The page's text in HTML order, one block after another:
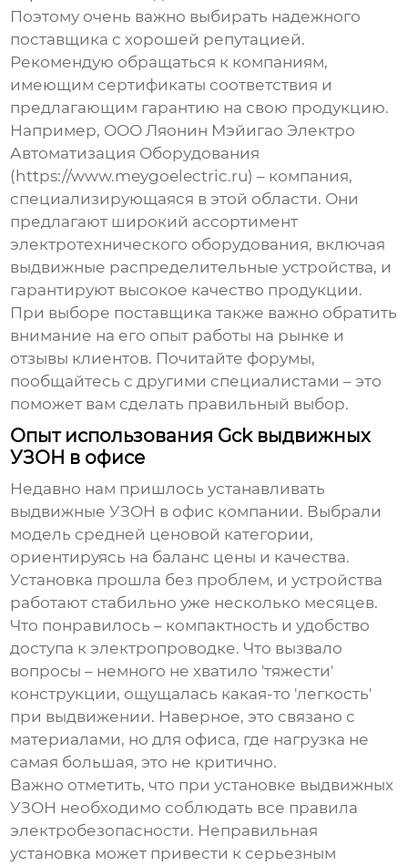
Поэтому очень важно выбирать надежного
поставщика с хорошей репутацией.
Рекомендую обращаться к компаниям,
имеющим сертификаты соответствия и
предлагающим гарантию на свою продукцию.
Например, ООО Ляонин Мэйигао Электро
Автоматизация Оборудования
(https://www.meygoelectric.ru) – компания,
специализирующаяся в этой области. Они
предлагают широкий ассортимент
электротехнического оборудования, включая
выдвижные распределительные устройства, и
гарантируют высокое качество продукции.
При выборе поставщика также важно обратить
внимание на его опыт работы на рынке и
отзывы клиентов. Почитайте форумы,
пообщайтесь с другими специалистами – это
поможет вам сделать правильный выбор.
Опыт использования Gck выдвижных
УЗОН в офисе
Недавно нам пришлось устанавливать
выдвижные УЗОН в офис компании. Выбрали
модель средней ценовой категории,
ориентируясь на баланс цены и качества.
Установка прошла без проблем, и устройства
работают стабильно уже несколько месяцев.
Что понравилось – компактность и удобство
доступа к электропроводке. Что вызвало
вопросы – немного не хватило 'тяжести'
конструкции, ощущалась какая-то 'легкость'
при выдвижении. Наверное, это связано с
материалами, но для офиса, где нагрузка не
самая большая, это не критично.
Важно отметить, что при установке выдвижных
УЗОН необходимо соблюдать все правила
электробезопасности. Неправильная
установка может привести к серьезным